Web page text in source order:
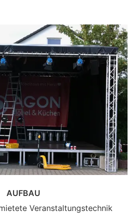
AUFBAU
Veranstaltungstechnik